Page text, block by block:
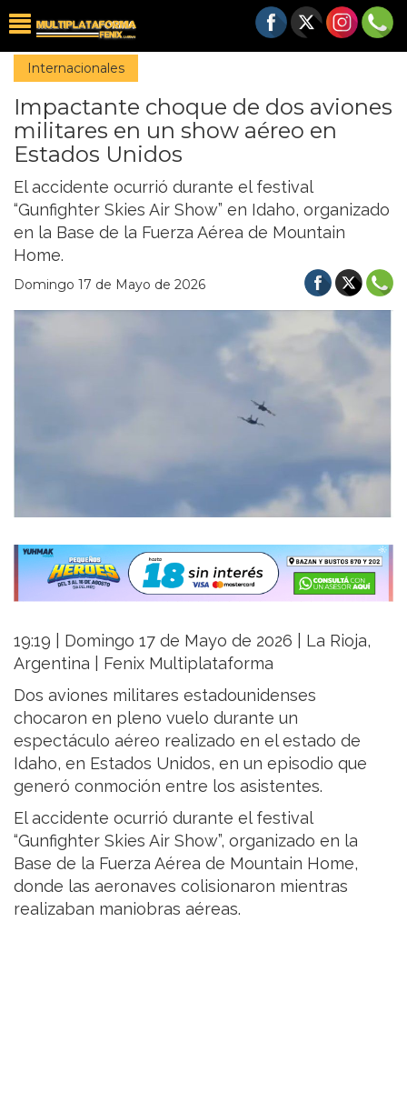
Internacionales
Impactante choque de dos aviones
militares en un show aéreo en
Estados Unidos
El accidente ocurrió durante el festival
“Gunfighter Skies Air Show” en Idaho, organizado
en la Base de la Fuerza Aérea de Mountain
Home.
Domingo 17 de Mayo de 2026
19:19 | Domingo 17 de Mayo de 2026 | La Rioja,
Argentina | Fenix Multiplataforma
Dos aviones militares estadounidenses
chocaron en pleno vuelo durante un
espectáculo aéreo realizado en el estado de
Idaho, en Estados Unidos, en un episodio que
generó conmoción entre los asistentes.
El accidente ocurrió durante el festival
“Gunfighter Skies Air Show”, organizado en la
Base de la Fuerza Aérea de Mountain Home,
donde las aeronaves colisionaron mientras
realizaban maniobras aéreas.